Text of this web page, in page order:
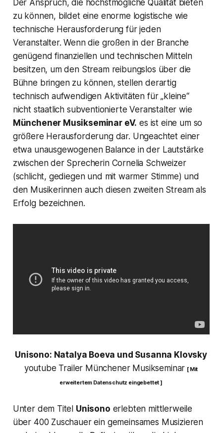
Der Anspruch, die höchstmögliche Qualität bieten
zu können, bildet eine enorme logistische wie
technische Herausforderung für jeden
Veranstalter. Wenn die großen in der Branche
genügend finanziellen und technischen Mitteln
besitzen, um den Stream reibungslos über die
Bühne bringen zu können, stellen derartig
technisch aufwendigen Aktivitäten für „kleine“
nicht staatlich subventionierte Veranstalter wie
Münchener Musikseminar eV. es ist eine um so
größere Herausforderung dar. Ungeachtet einer
etwa unausgewogenen Balance in der Lautstärke
zwischen der Sprecherin Cornelia Schweizer
(schlicht, gediegen und mit warmer Stimme) und
den Musikerinnen auch diesen zweiten Stream als
Erfolg bezeichnen.
Unisono: Natalya Boeva und Susanna Klovsky
youtube Trailer Münchener Musikseminar [ Mit
erweitertem Datenschutz eingebettet ]
Unter dem Titel Unisono erlebten mittlerweile
über 400 Zuschauer ein gemeinsames Musizieren